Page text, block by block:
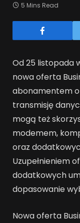
5 Mins Read
Od 25 listopada
nowa oferta
abonamentem
transmisję
mogą też
modemem,
oraz
Uzupełnieniem
dodatkowych
dopasowanie
Nowa oferta